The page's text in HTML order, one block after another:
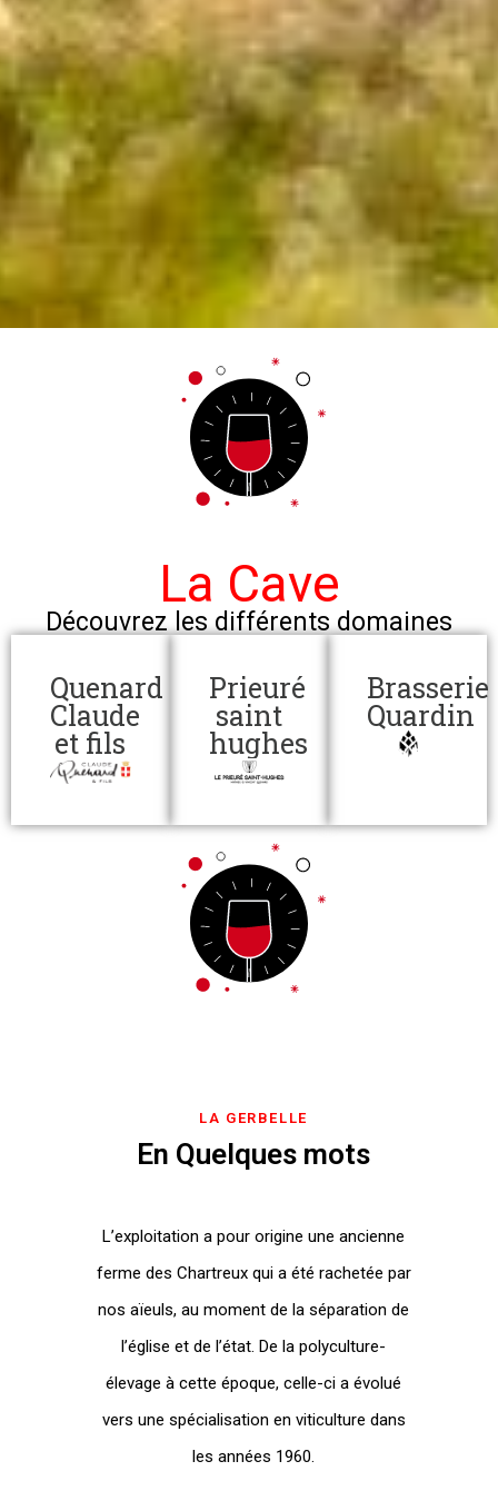
La Cave
Découvrez les différents domaines
Quenard
Claude
et fils
Prieuré
saint
hughes
Brasserie
Quardin
LA GERBELLE
En Quelques mots
L’exploitation a pour origine une ancienne
ferme des Chartreux qui a été rachetée par
nos aïeuls, au moment de la séparation de
l’église et de l’état. De la polyculture-
élevage à cette époque, celle-ci a évolué
vers une spécialisation en viticulture dans
les années 1960.